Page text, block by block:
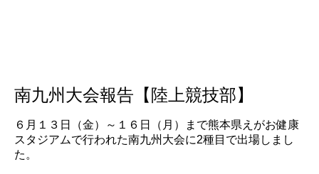
南九州大会報告【陸上競技部】
６月１３日（金）～１６日（月）まで熊本県えがお健康
スタジアムで行われた南九州大会に2種目で出場しまし
た。